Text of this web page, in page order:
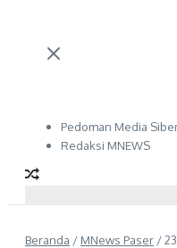
Pedoman Media
Redaksi MNEWS
Beranda / MNews Paser /